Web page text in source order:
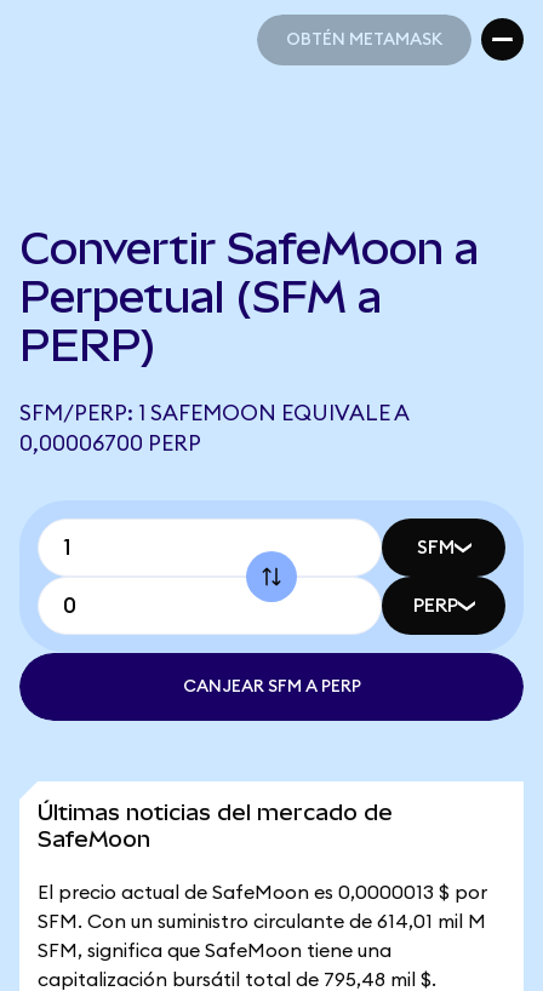
OBTÉN METAMASK
Convertir SafeMoon a
Perpetual (SFM a
PERP)
SFM/PERP: 1 SAFEMOON EQUIVALE A
0,00006700 PERP
SFM
PERP
CANJEAR SFM A PERP
Últimas noticias del mercado de
SafeMoon
El precio actual de SafeMoon es 0,0000013 $ por
SFM. Con un suministro circulante de 614,01 mil M
SFM, significa que SafeMoon tiene una
capitalización bursátil total de 795,48 mil $.